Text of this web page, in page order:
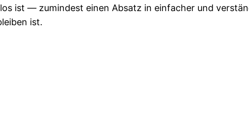
ist — zumindest einen Absatz in einfacher und
ist.